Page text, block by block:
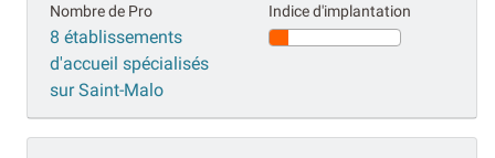
Nombre de Pro
8 établissements
d'accueil spécialisés
sur Saint-Malo
Indice d'implantation